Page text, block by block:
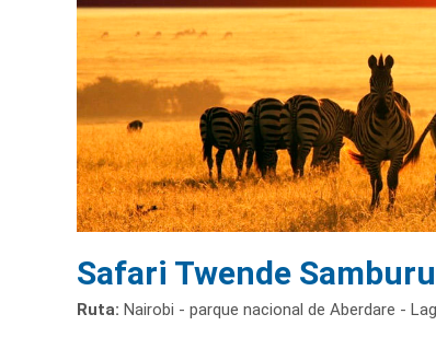
Safari Twende
Ruta: Nairobi - parque nacional de Aberdare -